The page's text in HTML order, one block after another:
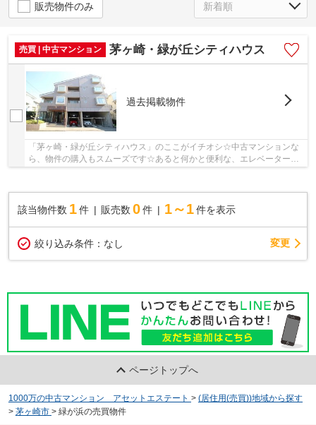
販売物件のみ
売買 | 中古マンション 茅ヶ崎・緑が丘シティハウス
過去掲載物件
「茅ヶ崎・緑が丘シティハウス」のここがイチオシ☆中古マンションな
ら、物件の購入もスムーズです☆あると何かと便利な、エレベーターの
該当物件数 1件 販売数 0 件 1～1 件を表示
絞り込み条件： なし 変更
ページトップへ
1000万の中古マンション アセットエステート > (居住用(売買))地域から探す
> 茅ヶ崎市 > 緑が浜の売買物件